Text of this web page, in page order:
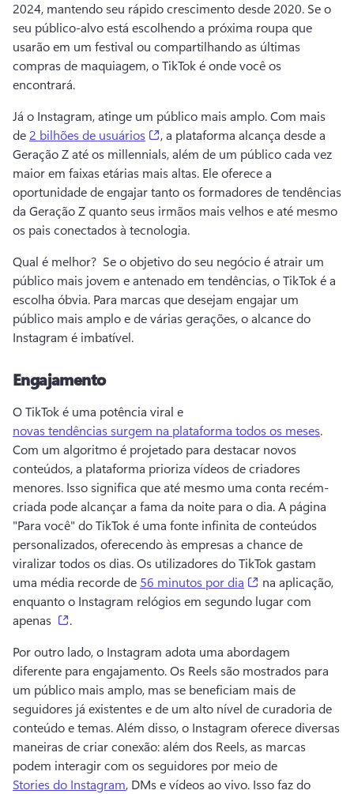
2024, mantendo seu rápido crescimento desde 2020. Se o
seu público-alvo está escolhendo a próxima roupa que
usarão em um festival ou compartilhando as últimas
compras de maquiagem, o TikTok é onde você os
encontrará.
Já o Instagram, atinge um público mais amplo. Com mais
de 2 bilhões de usuários (opens in a new tab)
, a plataforma alcança desde a
Geração Z até os millennials, além de um público cada vez
maior em faixas etárias mais altas. Ele oferece a
oportunidade de engajar tanto os formadores de tendências
da Geração Z quanto seus irmãos mais velhos e até mesmo
os pais conectados à tecnologia.
Qual é melhor? Se o objetivo do seu negócio é atrair um
público mais jovem e antenado em tendências, o TikTok é a
escolha óbvia. Para marcas que desejam engajar um
público mais amplo e de várias gerações, o alcance do
Instagram é imbatível.
Engajamento
O TikTok é uma potência viral e
novas tendências surgem na plataforma todos os meses
Com um algoritmo é projetado para destacar novos
conteúdos, a plataforma prioriza vídeos de criadores
menores. Isso significa que até mesmo uma conta recém-
criada pode alcançar a fama da noite para o dia. A página
"Para você" do TikTok é uma fonte infinita de conteúdos
personalizados, oferecendo às empresas a chance de
viralizar todos os dias. Os utilizadores do TikTok gastam
uma média recorde de 56 minutos por dia (opens in a new
na aplicação,
enquanto o Instagram relógios em segundo lugar com
apenas
.
Por outro lado, o Instagram adota uma abordagem
diferente para engajamento. Os Reels são mostrados para
um público mais amplo, mas se beneficiam mais de
seguidores já existentes e de um alto nível de curadoria de
conteúdo e temas. Além disso, o Instagram oferece diversas
maneiras de criar conexão: além dos Reels, as marcas
podem interagir com os seguidores por meio de
Stories do Instagram, DMs e vídeos ao vivo. Isso faz do